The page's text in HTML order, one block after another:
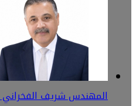
المهندس شريف الفخراني